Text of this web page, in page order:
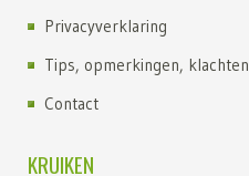
Privacyverklaring
Tips, opmerkingen, klachten
Contact
KRUIKEN